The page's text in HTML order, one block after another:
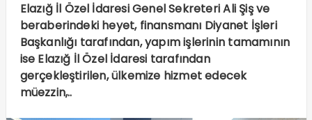
Elazığ İl Özel İdaresi Genel Sekreteri Ali Şiş ve
beraberindeki heyet, finansmanı Diyanet İşleri
Başkanlığı tarafından, yapım işlerinin tamamının
ise Elazığ İl Özel İdaresi tarafından
gerçekleştirilen, ülkemize hizmet edecek
müezzin,..